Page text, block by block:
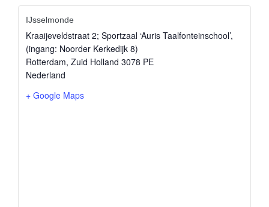
IJsselmonde
Kraaijeveldstraat 2; Sportzaal ‘Auris Taalfonteinschool’,
(ingang: Noorder Kerkedijk 8)
Rotterdam, Zuid Holland 3078 PE
Nederland
+ Google Maps